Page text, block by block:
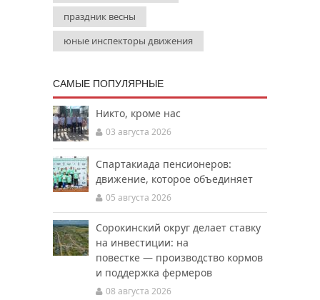
праздник весны
юные инспекторы движения
САМЫЕ ПОПУЛЯРНЫЕ
Никто, кроме нас
03 августа 2026
Спартакиада пенсионеров:
движение, которое объединяет
05 августа 2026
Сорокинский округ делает ставку
на инвестиции: на
повестке — производство кормов
и поддержка фермеров
08 августа 2026